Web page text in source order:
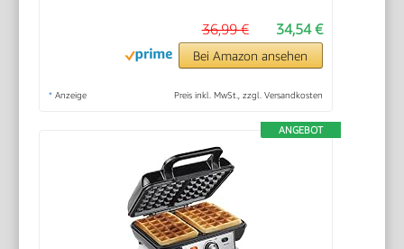
34,54 €
36,99 €
Bei Amazon ansehen
* Anzeige Preis inkl. MwSt., zzgl. Versandkosten
ANGEBOT